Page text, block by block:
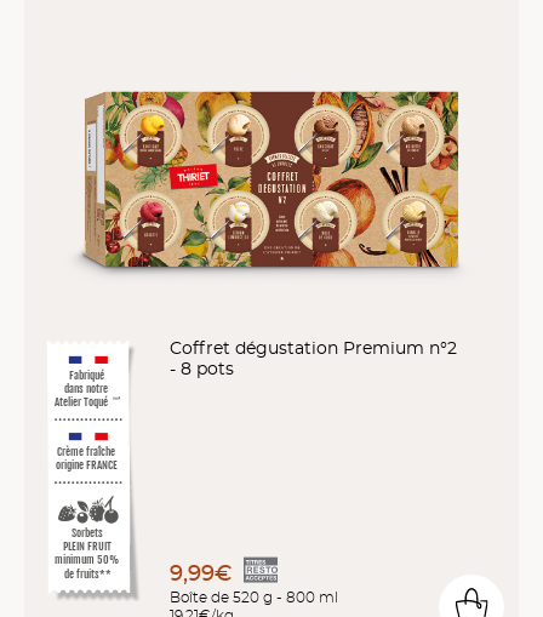
Fabriqué
dans notre
Atelier Toqué ™*
Crème fraîche
origine FRANCE
Sorbets
PLEIN FRUIT
minimum 50%
de fruits**
Coffret dégustation Premium n°2
- 8 pots
9,99€
Boîte de 520 g - 800 ml